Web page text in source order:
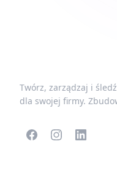
Twórz, zarządzaj i
dla swojej firmy.